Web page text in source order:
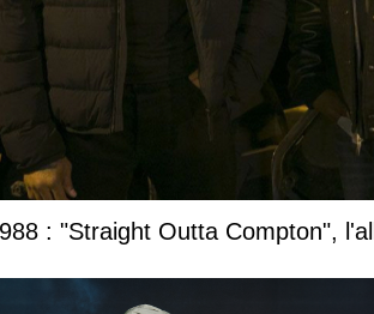
: "Straight Outta Compton",